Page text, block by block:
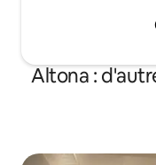
Altona :